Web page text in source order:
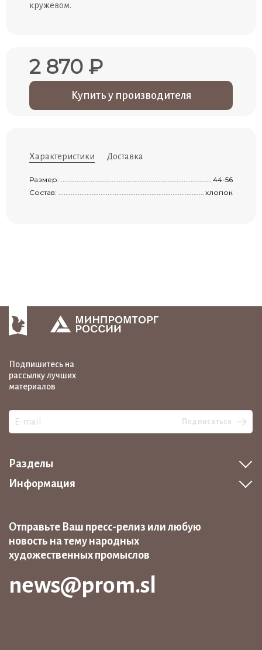
кружевом.
2 870 ₽
Купить у производителя
Характеристики Доставка
Размер:
44-56
Состав:
хлопок
Подпишитесь на
рассылку лучших
материалов
Подписаться
Разделы
Информация
Отправьте Ваш пресс-релиз или любую
новость на тему народных
художественных промыслов
news@prom.sl